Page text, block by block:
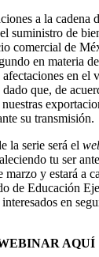
a la cadena
suministro de
comercial de
en materia
en el
que, de
su transmisión.
la serie será el
tu ser
marzo y estará a
de Educación
en
AQUÍ